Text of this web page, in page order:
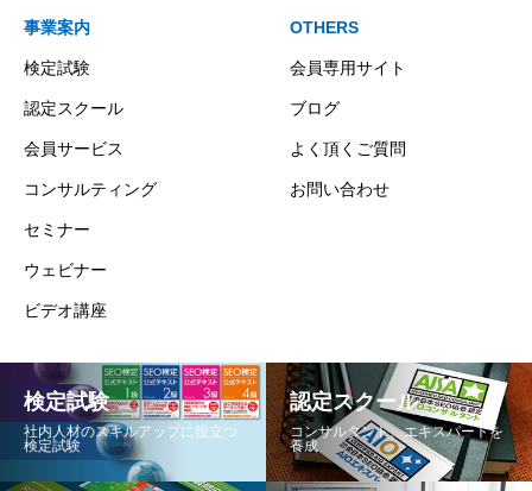
事業案内
検定試験
認定スクール
会員サービス
コンサルティング
セミナー
ウェビナー
ビデオ講座
OTHERS
会員専用サイト
ブログ
よく頂くご質問
お問い合わせ
検定試験
社内人材のスキルアップに役立つ
検定試験
認定スクール
コンサルタント、エキスパートを
養成